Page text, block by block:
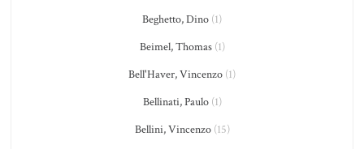
Beghetto, Dino (1)
Beimel, Thomas(1)
Bell'Haver, Vincenzo (1)
Bellinati, Paulo(1)
Bellini, Vincenzo(15)